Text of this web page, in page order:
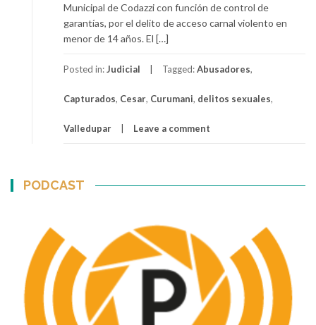
Municipal de Codazzi con función de control de
garantías, por el delito de acceso carnal violento en
menor de 14 años. El […]
Posted in:Judicial Tagged:Abusadores,
Capturados, Cesar, Curumani, delitos sexuales,
Valledupar Leave a comment
PODCAST